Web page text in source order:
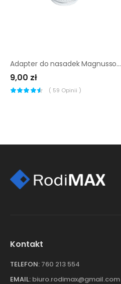
Adapter do nasadek Magnusson 3/8-1/2''
9,00 zł
( 59 Opinii )
Kontakt
TELEFON: 760 213 554
EMAIL: biuro.rodimax@gmail.com